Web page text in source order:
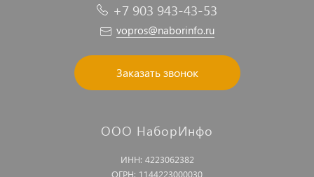
+7 903 943-43-53
vopros@naborinfo.ru
Заказать звонок
ООО НаборИнфо
ИНН: 4223062382
ОГРН: 1144223000030